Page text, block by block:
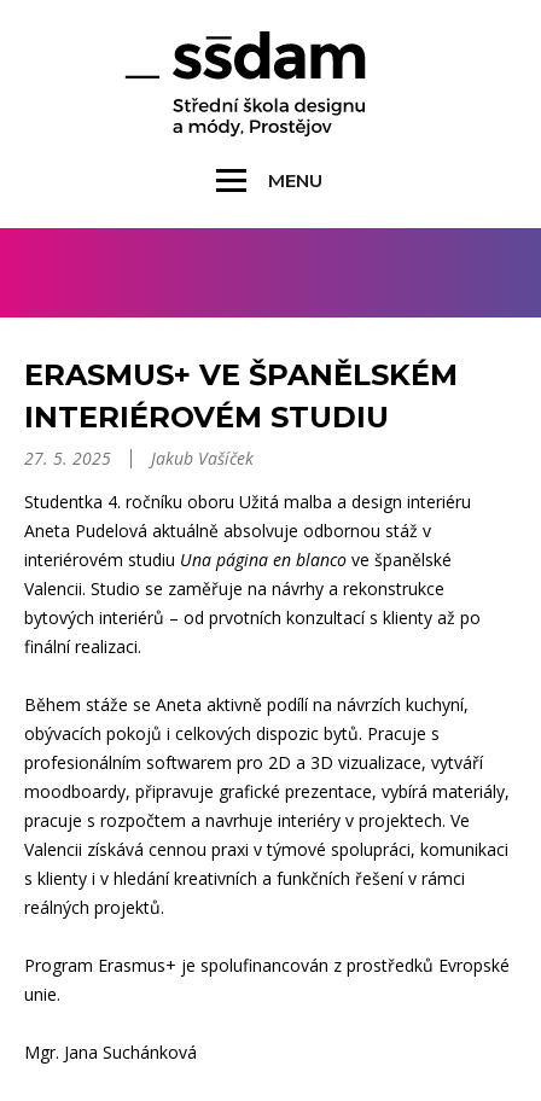
MENU
ERASMUS+ VE ŠPANĚLSKÉM
INTERIÉROVÉM STUDIU
27. 5. 2025
Jakub Vašíček
Studentka 4. ročníku oboru Užitá malba a design interiéru
Aneta Pudelová aktuálně absolvuje odbornou stáž v
interiérovém studiu Una página en blanco ve španělské
Valencii. Studio se zaměřuje na návrhy a rekonstrukce
bytových interiérů – od prvotních konzultací s klienty až po
finální realizaci.
Během stáže se Aneta aktivně podílí na návrzích kuchyní,
obývacích pokojů i celkových dispozic bytů. Pracuje s
profesionálním softwarem pro 2D a 3D vizualizace, vytváří
moodboardy, připravuje grafické prezentace, vybírá materiály,
pracuje s rozpočtem a navrhuje interiéry v projektech. Ve
Valencii získává cennou praxi v týmové spolupráci, komunikaci
s klienty i v hledání kreativních a funkčních řešení v rámci
reálných projektů.
Program Erasmus+ je spolufinancován z prostředků Evropské
unie.
Mgr. Jana Suchánková